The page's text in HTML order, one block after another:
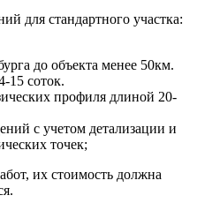
для стандартного участка:
до объекта менее 50км.
15 соток.
профиля длиной 20-
с учетом детализации и
точек;
их стоимость должна